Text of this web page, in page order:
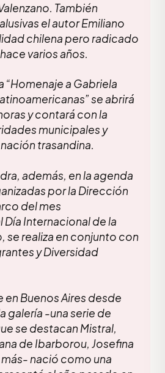
También
el autor Emiliano
chilena pero radicado
varios años.
“Homenaje a Gabriela
se abrirá
y contará con la
municipales y
trasandina.
además, en la agenda
por la Dirección
del mes
Internacional de la
se realiza en conjunto con
y Diversidad
en Buenos Aires desde
galería -una serie de
se destacan Mistral,
de Ibarborou, Josefina
más- nació como una